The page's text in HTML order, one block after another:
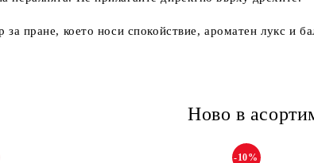
пране, което носи спокойствие, ароматен лукс и
Ново в
-10%